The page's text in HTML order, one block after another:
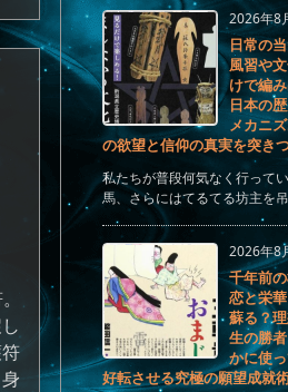
2026年8
日常の
風習や
けで編
日本の
メカニ
の欲望と信仰の真実を突き
私たちが普段何気なく行って
馬、さらにはてるてる坊主を
2026年8
千年前
恋と栄
蘇る？
生の勝
かに使
好転させる究極の願望成就